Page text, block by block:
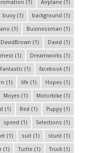
Airplane (1)
(1)
background (1)
buoy(1)
Businessman (1)
(1)
David (1)
DavidBrown (1)
Dreamworks (1)
(1)
facebook (1)
Fantastic (1)
Hopes (1)
life (1)
(1)
Motorbike (1)
Moyes (1)
Puppy(1)
Red (1)
(1)
Selections (1)
speed (1)
stunt (1)
suit (1)
(1)
Truck (1)
Turtle (1)
(1)